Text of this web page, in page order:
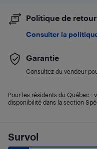
Survol
Politique de
Consulter la
Garantie
Consultez du vendeur
Pour les résidents du Québec :
disponibilité dans la section